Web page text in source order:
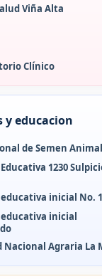
Viña Alta
Clínico
y educacion
de Semen Animal
1230
inicial No.
inicial
Nacional Agraria La